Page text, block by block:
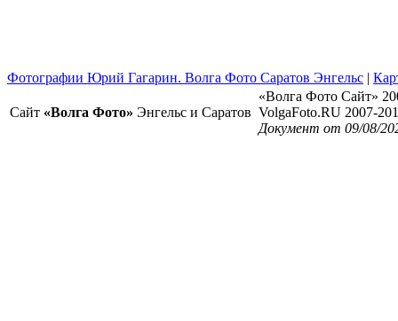
Фотографии Юрий Гагарин. Волга Фото Саратов Энгельс |
Сайт «Волга Фото» Энгельс и Саратов
«Волга Фото Сайт»
VolgaFoto.RU 2007-
Документ от 09/08/